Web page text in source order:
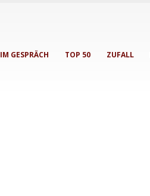
IM GESPRÄCH TOP 50 ZUFALL